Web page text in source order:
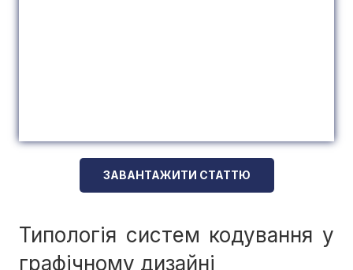
ЗАВАНТАЖИТИ СТАТТЮ
Типологія систем кодування у
графічному дизайні